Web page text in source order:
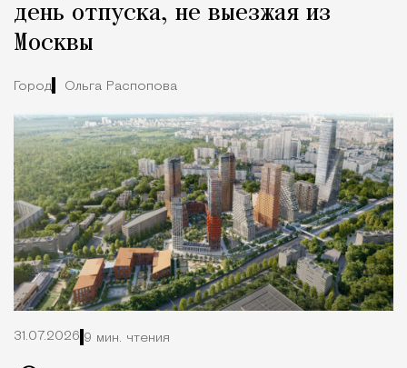
день отпуска, не выезжая из
Москвы
Город Ольга Распопова
31.07.2026 9 мин. чтения